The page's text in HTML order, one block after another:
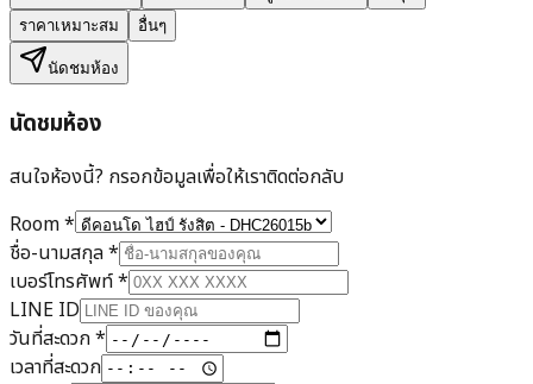
ราคาเหมาะสม
อื่นๆ
นัดชมห้อง
นัดชมห้อง
สนใจห้องนี้? กรอกข้อมูลเพื่อให้เราติดต่อกลับ
Room*
ชื่อ-นามสกุล*
เบอร์โทรศัพท์*
LINE ID
วันที่สะดวก*
เวลาที่สะดวก